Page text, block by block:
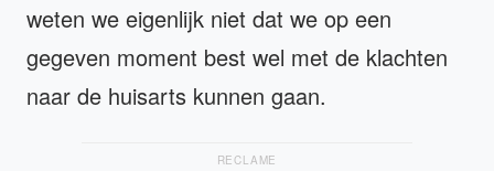
weten we eigenlijk niet dat we op een
gegeven moment best wel met de klachten
naar de huisarts kunnen gaan.
RECLAME